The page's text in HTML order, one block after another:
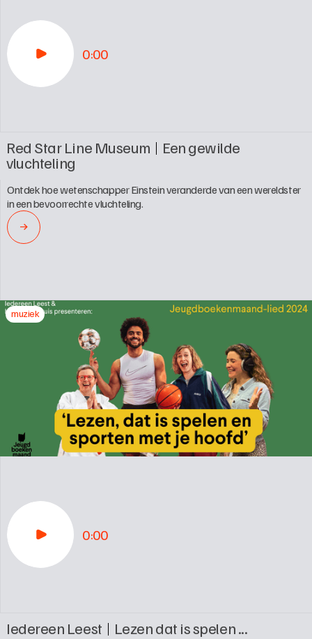
0:00
Red Star Line Museum Een gewilde
vluchteling
Ontdek hoe wetenschapper Einstein veranderde van een wereldster
in een bevoorrechte vluchteling.
→
0:00
muziek
Iedereen Leest Lezen dat is spelen ...